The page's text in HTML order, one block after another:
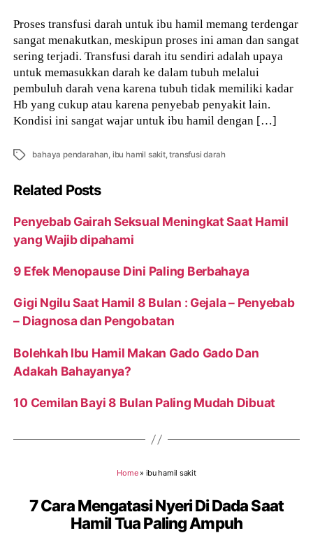
Proses transfusi darah untuk ibu hamil memang terdengar
sangat menakutkan, meskipun proses ini aman dan sangat
sering terjadi. Transfusi darah itu sendiri adalah upaya
untuk memasukkan darah ke dalam tubuh melalui
pembuluh darah vena karena tubuh tidak memiliki kadar
Hb yang cukup atau karena penyebab penyakit lain.
Kondisi ini sangat wajar untuk ibu hamil dengan […]
Tags bahaya pendarahan, ibu hamil sakit,transfusi darah
Related Posts
Penyebab Gairah Seksual Meningkat Saat Hamil
yang Wajib dipahami
9 Efek Menopause Dini Paling Berbahaya
Gigi Ngilu Saat Hamil 8 Bulan : Gejala – Penyebab
– Diagnosa dan Pengobatan
Bolehkah Ibu Hamil Makan Gado Gado Dan
Adakah Bahayanya?
10 Cemilan Bayi 8 Bulan Paling Mudah Dibuat
Home» ibu hamil sakit
7 Cara Mengatasi Nyeri Di Dada Saat
Hamil Tua Paling Ampuh